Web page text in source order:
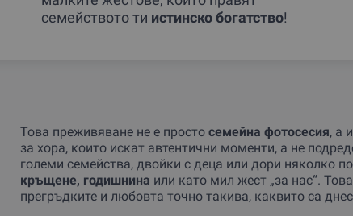
семейството ти истинско богатство!
Това преживяване не е просто семейна фотосесия, а
за хора, които искат автентични моменти, а не
големи семейства, двойки с деца или дори няколко
кръщене, годишнина или като мил жест „за нас“.
прегръдките и любовта точно такива, каквито са